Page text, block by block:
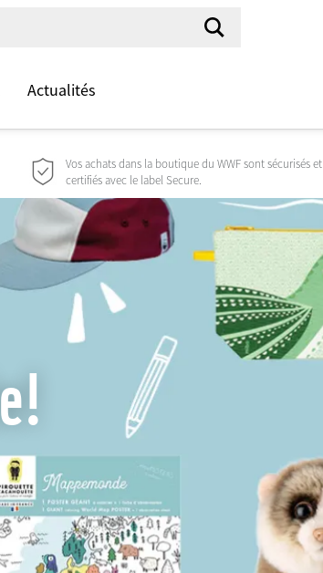
Actualités
Vos achats dans la boutique du WWF sont sécurisés et
certifiés avec le label Secure.